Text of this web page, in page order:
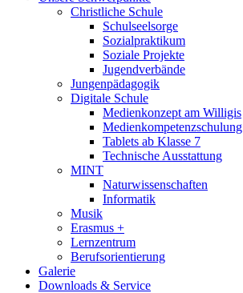
Christliche Schule
Schulseelsorge
Sozialpraktikum
Soziale Projekte
Jugendverbände
Jungenpädagogik
Digitale Schule
Medienkonzept am Willigis
Medienkompetenzschulung
Tablets ab Klasse 7
Technische Ausstattung
MINT
Naturwissenschaften
Informatik
Musik
Erasmus +
Lernzentrum
Berufsorientierung
Galerie
Downloads & Service